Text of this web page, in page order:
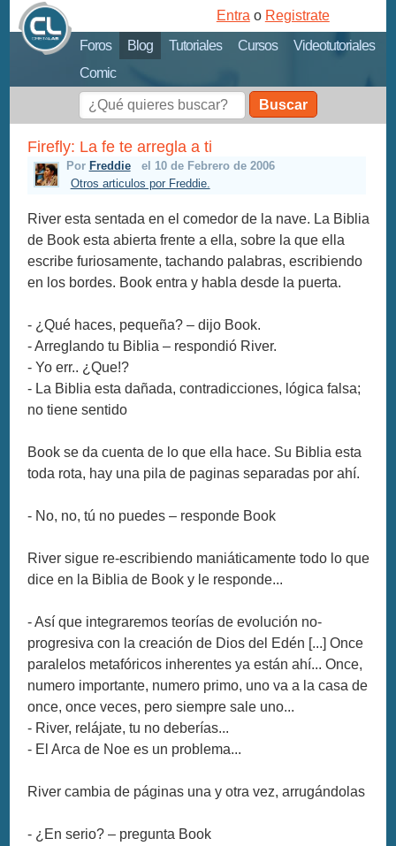
Foros Blog Tutoriales Cursos
Videotutoriales
Comic
Entra o Registrate
Buscar
Firefly: La fe te arregla a ti
Por Freddie
el 10 de Febrero de 2006
Otros articulos por Freddie.
River esta sentada en el comedor de la nave. La Biblia
de Book esta abierta frente a ella, sobre la que ella
escribe furiosamente, tachando palabras, escribiendo
en los bordes. Book entra y habla desde la puerta.
- ¿Qué haces, pequeña? – dijo Book.
- Arreglando tu Biblia – respondió River.
- Yo err.. ¿Que!?
- La Biblia esta dañada, contradicciones, lógica falsa;
no tiene sentido
Book se da cuenta de lo que ella hace. Su Biblia esta
toda rota, hay una pila de paginas separadas por ahí.
- No, no, tú no puedes – responde Book
River sigue re-escribiendo maniáticamente todo lo que
dice en la Biblia de Book y le responde...
- Así que integraremos teorías de evolución no-
progresiva con la creación de Dios del Edén [...] Once
paralelos metafóricos inherentes ya están ahí... Once,
numero importante, numero primo, uno va a la casa de
once, once veces, pero siempre sale uno...
- River, relájate, tu no deberías...
- El Arca de Noe es un problema...
River cambia de páginas una y otra vez, arrugándolas
- ¿En serio? – pregunta Book